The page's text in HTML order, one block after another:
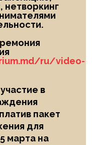
нетворкинг
ru/video-
в
пакет
для
марта на